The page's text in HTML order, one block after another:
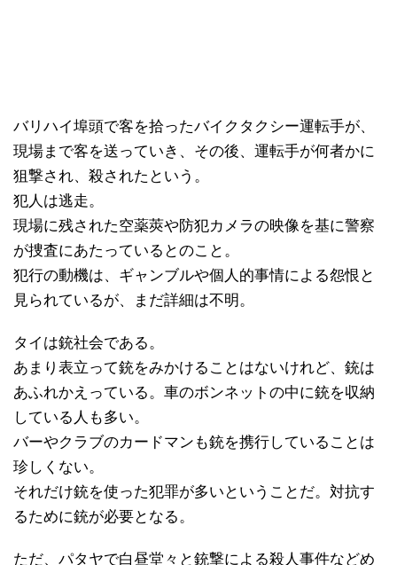
バリハイ埠頭で客を拾ったバイクタクシー運転手が、
現場まで客を送っていき、その後、運転手が何者かに
狙撃され、殺されたという。
犯人は逃走。
現場に残された空薬莢や防犯カメラの映像を基に警察
が捜査にあたっているとのこと。
犯行の動機は、ギャンブルや個人的事情による怨恨と
見られているが、まだ詳細は不明。
タイは銃社会である。
あまり表立って銃をみかけることはないけれど、銃は
あふれかえっている。車のボンネットの中に銃を収納
している人も多い。
バーやクラブのカードマンも銃を携行していることは
珍しくない。
それだけ銃を使った犯罪が多いということだ。対抗す
るために銃が必要となる。
ただ、パタヤで白昼堂々と銃撃による殺人事件などめ